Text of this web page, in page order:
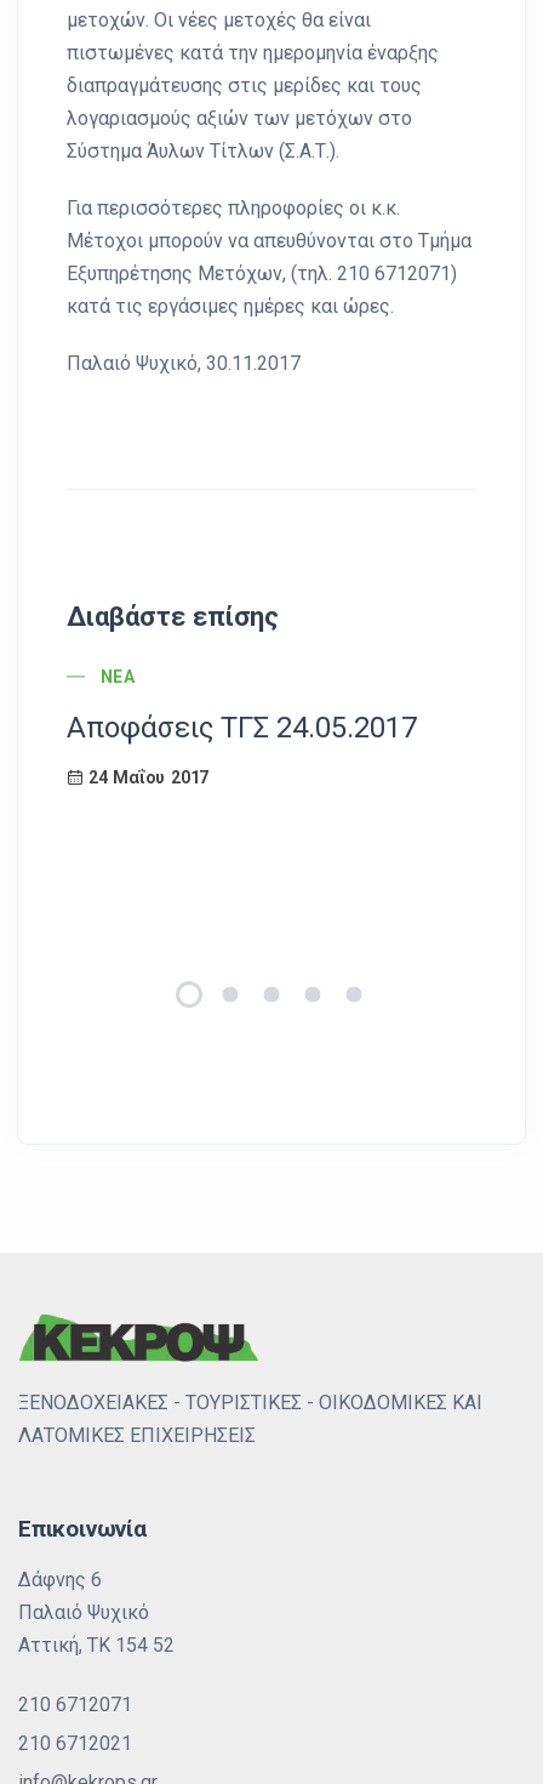
μετοχών. Οι νέες μετοχές θα είναι
πιστωμένες κατά την ημερομηνία έναρξης
διαπραγμάτευσης στις μερίδες και τους
λογαριασμούς αξιών των μετόχων στο
Σύστημα Άυλων Τίτλων (Σ.Α.Τ.).
Για περισσότερες πληροφορίες οι κ.κ.
Μέτοχοι μπορούν να απευθύνονται στο Τμήμα
Εξυπηρέτησης Μετόχων, (τηλ. 210 6712071)
κατά τις εργάσιμες ημέρες και ώρες.
Παλαιό Ψυχικό, 30.11.2017
Διαβάστε επίσης
POST CATEGORY
ΝΈΑ
Αποφάσεις ΤΓΣ 24.05.2017
24 Μαΐου 2017
ΞΕΝΟΔΟΧΕΙΑΚΕΣ - ΤΟΥΡΙΣΤΙΚΕΣ - ΟΙΚΟΔΟΜΙΚΕΣ ΚΑΙ
ΛΑΤΟΜΙΚΕΣ ΕΠΙΧΕΙΡΗΣΕΙΣ
Επικοινωνία
Δάφνης 6
Παλαιό Ψυχικό
Αττική, ΤΚ 154 52
210 6712071
210 6712021